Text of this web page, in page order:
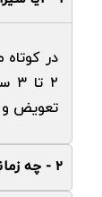
در کوتاه‌
تعویض و
۲ - چه زمانی باید کارتریج را تعویض کنیم؟